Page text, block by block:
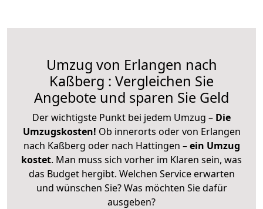
Umzug von Erlangen nach
Kaßberg : Vergleichen Sie
Angebote und sparen Sie Geld
Der wichtigste Punkt bei jedem Umzug – Die
Umzugskosten! Ob innerorts oder von Erlangen
nach Kaßberg oder nach Hattingen –ein Umzug
kostet. Man muss sich vorher im Klaren sein, was
das Budget hergibt. Welchen Service erwarten
und wünschen Sie? Was möchten Sie dafür
ausgeben?